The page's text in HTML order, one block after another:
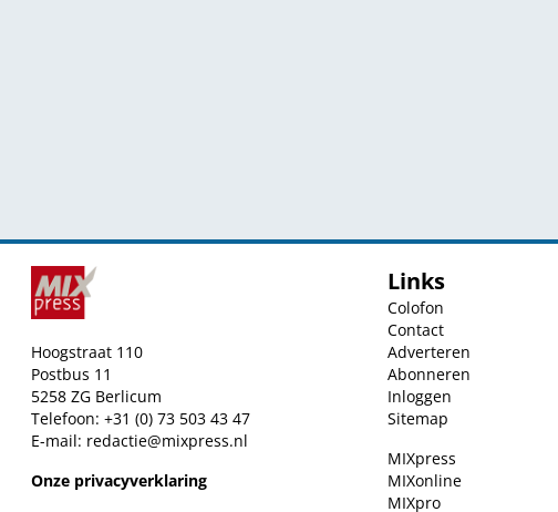
Hoogstraat 110
Postbus 11
5258 ZG Berlicum
Telefoon: +31 (0) 73 503 43 47
E-mail: redactie@mixpress.nl
Onze privacyverklaring
Links
Colofon
Contact
Adverteren
Abonneren
Inloggen
Sitemap
MIXpress
MIXonline
MIXpro